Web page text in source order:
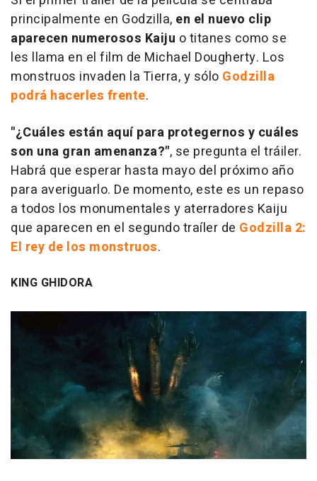
principalmente en Godzilla, en el nuevo clip
aparecen numerosos Kaiju o titanes como se
les llama en el film de Michael Dougherty. Los
monstruos invaden la Tierra, y sólo Godzilla
podrá hacerles frente.
"¿Cuáles están aquí para protegernos y cuáles
son una gran amenanza?", se pregunta el tráiler.
Habrá que esperar hasta mayo del próximo año
para averiguarlo. De momento, este es un repaso
a todos los monumentales y aterradores Kaiju
que aparecen en el segundo traíler de Godzilla 2:
El rey de los monstruos.
KING GHIDORA